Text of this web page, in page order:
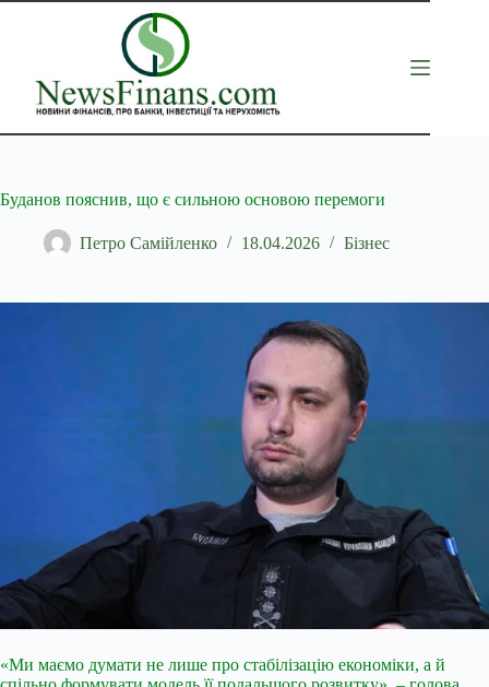
Перейти
Буданов пояснив, що є сильною основою перемоги
Петро Самійленко 18.04.2026 Бізнес
«Ми маємо думати не лише про стабілізацію економіки, а й